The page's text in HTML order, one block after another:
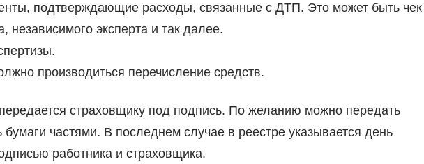
подтверждающие расходы, связанные с ДТП. Это может быть чек
независимого эксперта и так далее.
производиться перечисление средств.
страховщику под подпись. По желанию можно передать
бумаги частями. В последнем случае в реестре указывается день
работника и страховщика.